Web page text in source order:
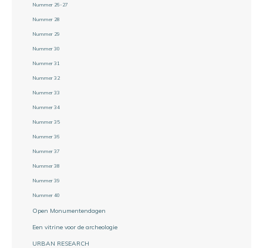
Nummer 26-27
Nummer 28
Nummer 29
Nummer 30
Nummer 31
Nummer 32
Nummer 33
Nummer 34
Nummer 35
Nummer 36
Nummer 37
Nummer 38
Nummer 39
Nummer 40
Open Monumentendagen
Een vitrine voor de archeologie
URBAN RESEARCH